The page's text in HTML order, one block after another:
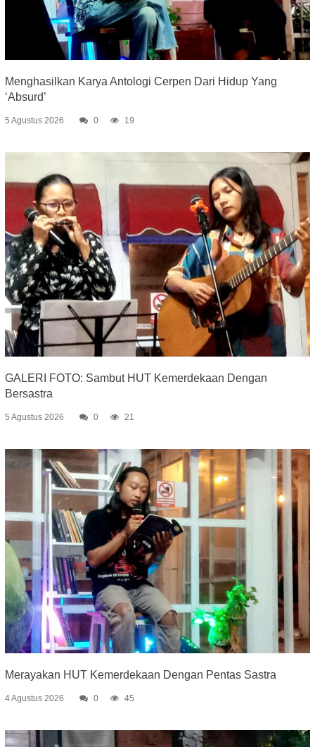
Menghasilkan Karya Antologi Cerpen Dari Hidup Yang
‘Absurd’
5 Agustus 2026 0 19
GALERI FOTO: Sambut HUT Kemerdekaan Dengan
Bersastra
5 Agustus 2026 0 21
Merayakan HUT Kemerdekaan Dengan Pentas Sastra
4 Agustus 2026 0 45